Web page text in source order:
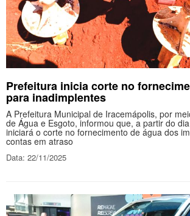
Prefeitura inicia corte no
para inadimplentes
A Prefeitura Municipal de Iracemápolis, por
de Água e Esgoto, informou que, a partir do
iniciará o corte no fornecimento de água dos
contas em atraso
Data: 22/11/2025